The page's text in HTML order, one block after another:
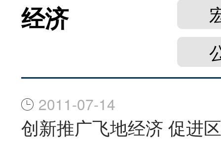
经济
2011-07-14
创新推广飞地经济 促进